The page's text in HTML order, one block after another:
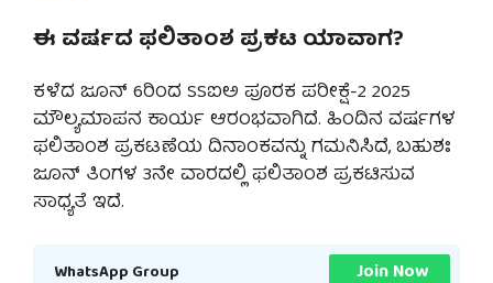
ಈ ವರ್ಷದ ಫಲಿತಾಂಶ ಪ್ರಕಟ ಯಾವಾಗ?
ಕಳೆದ ಜೂನ್ 6ರಿಂದ SSಐಅ ಪೂರಕ ಪರೀಕ್ಷೆ-2 2025
ಮೌಲ್ಯಮಾಪನ ಕಾರ್ಯ ಆರಂಭವಾಗಿದೆ. ಹಿಂದಿನ ವರ್ಷಗಳ
ಫಲಿತಾಂಶ ಪ್ರಕಟಣೆಯ ದಿನಾಂಕವನ್ನು ಗಮನಿಸಿದೆ, ಬಹುಶಃ
ಜೂನ್ ತಿಂಗಳ 3ನೇ ವಾರದಲ್ಲಿ ಫಲಿತಾಂಶ ಪ್ರಕಟಿಸುವ
ಸಾಧ್ಯತೆ ಇದೆ.
WhatsApp Group Join Now